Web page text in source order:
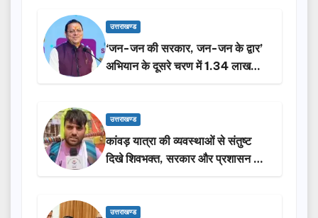
उत्तराखण्ड
‘जन-जन की सरकार, जन-जन के द्वार’
अभियान के दूसरे चरण में 1.34 लाख
लोगों की भागीदारी…
उत्तराखण्ड
कांवड़ यात्रा की व्यवस्थाओं से संतुष्ट
दिखे शिवभक्त, सरकार और प्रशासन की
सराहना…
उत्तराखण्ड